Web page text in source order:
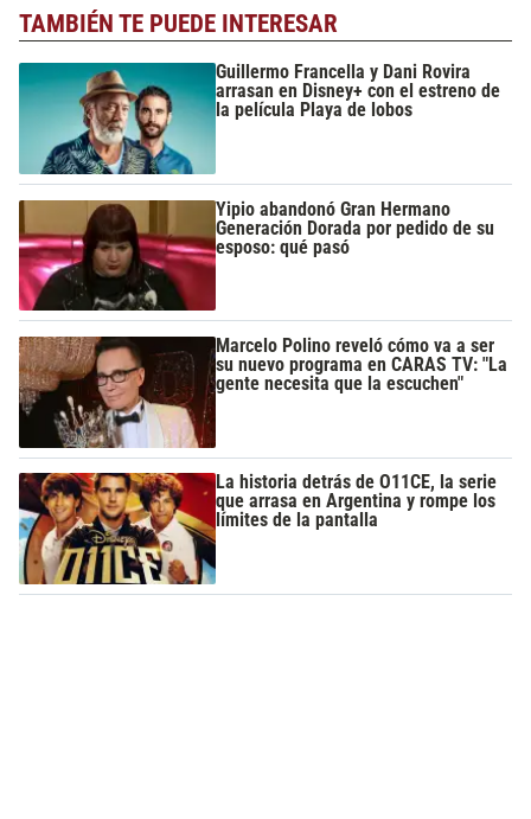
TAMBIÉN TE PUEDE INTERESAR
Guillermo Francella y Dani Rovira
arrasan en Disney+ con el estreno de
la película Playa de lobos
Yipio abandonó Gran Hermano
Generación Dorada por pedido de su
esposo: qué pasó
Marcelo Polino reveló cómo va a ser
su nuevo programa en CARAS TV: "La
gente necesita que la escuchen"
La historia detrás de O11CE, la serie
que arrasa en Argentina y rompe los
límites de la pantalla